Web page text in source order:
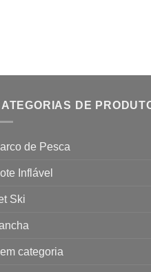
DE
de Pesca
Inflável
Ski
categoria